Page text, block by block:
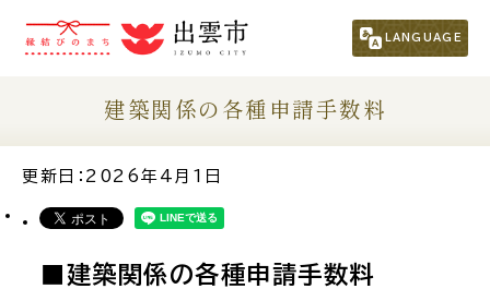
LANGUAGE
市民の方 （くらし・行政・議会）
事業者の方
観光される方
移住・定住をお考えの方
建築関係の各種申請手数料
更新日：2026年4月1日
■建築関係の各種申請手数料